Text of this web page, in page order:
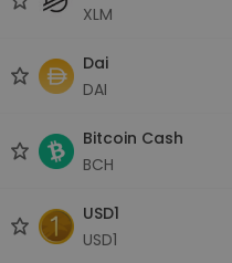
XLM
Dai
DAI
Bitcoin Cash
BCH
USD1
USD1